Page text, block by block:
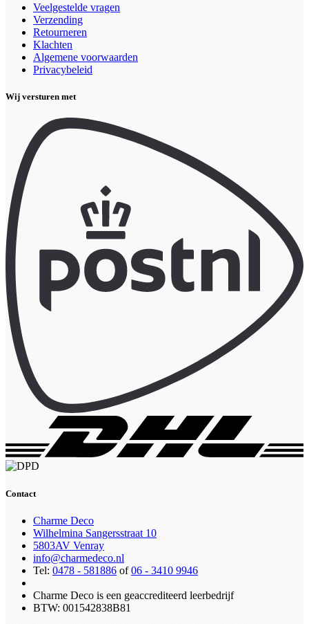
Veelgestelde vragen
Verzending
Retourneren
Klachten
Algemene voorwaarden
Privacybeleid
Wij versturen met
Contact
Charme Deco
Wilhelmina Sangersstraat 10
5803AV Venray
info@charmedeco.nl
Tel: 0478 - 581886 of06 - 3410 9946
Charme Deco is een geaccrediteerd leerbedrijf
BTW: 001542838B81